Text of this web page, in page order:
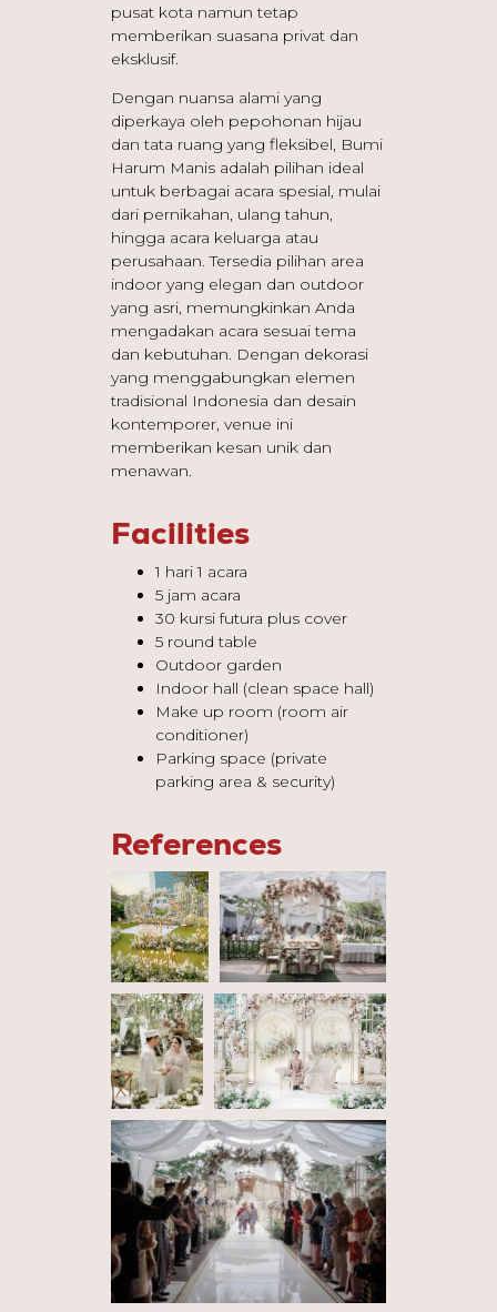
pusat kota namun tetap
memberikan suasana privat dan
eksklusif.
Dengan nuansa alami yang
diperkaya oleh pepohonan hijau
dan tata ruang yang fleksibel, Bumi
Harum Manis adalah pilihan ideal
untuk berbagai acara spesial, mulai
dari pernikahan, ulang tahun,
hingga acara keluarga atau
perusahaan. Tersedia pilihan area
indoor yang elegan dan outdoor
yang asri, memungkinkan Anda
mengadakan acara sesuai tema
dan kebutuhan. Dengan dekorasi
yang menggabungkan elemen
tradisional Indonesia dan desain
kontemporer, venue ini
memberikan kesan unik dan
menawan.
Facilities
1 hari 1 acara
5 jam acara
30 kursi futura plus cover
5 round table
Outdoor garden
Indoor hall (clean space hall)
Make up room (room air
conditioner)
Parking space (private
parking area & security)
References